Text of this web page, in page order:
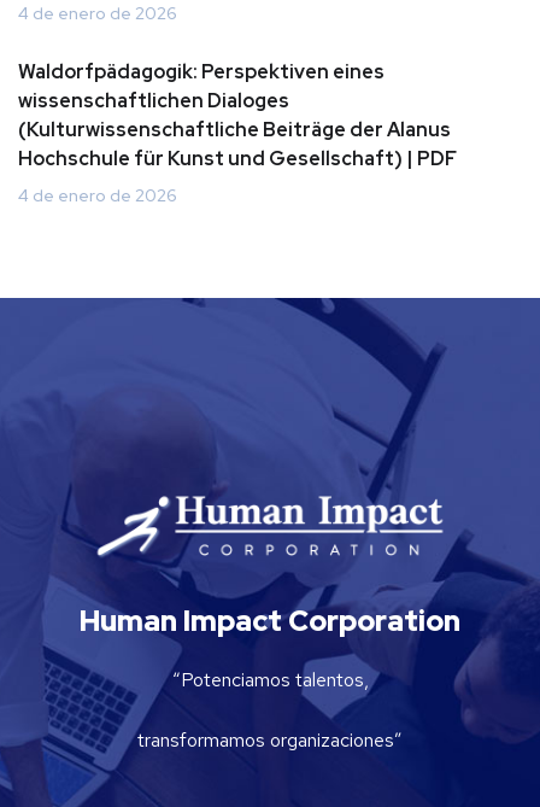
4 de enero de 2026
Waldorfpädagogik: Perspektiven eines
wissenschaftlichen Dialoges
(Kulturwissenschaftliche Beiträge der Alanus
Hochschule für Kunst und Gesellschaft) | PDF
4 de enero de 2026
Human Impact Corporation
“Potenciamos talentos,
transformamos organizaciones”